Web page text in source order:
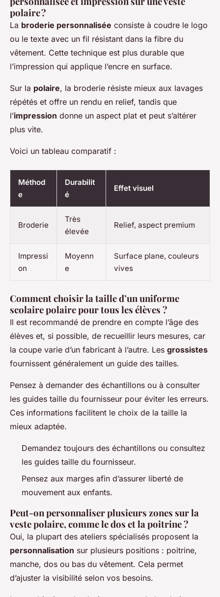
polaire ?
La broderie personnalisée consiste à coudre le logo
ou le texte avec un fil résistant dans la fibre du
vêtement. Cette technique est plus durable que
l’impression qui applique l’encre en surface.
Sur la polaire, la broderie résiste mieux aux lavages
répétés et offre un rendu en relief, tandis que
l’impression donne un aspect plat et peut s’altérer
plus vite.
Voici un tableau comparatif :
Méthod
e
Durabilit
é
Effet visuel
Broderie
Très
élevée
Relief, aspect premium
Impressi
on
Moyenn
e
Surface plane, couleurs
vives
Comment choisir la taille d’un uniforme
scolaire polaire pour tous les élèves ?
Il est recommandé de prendre en compte l’âge des
élèves et, si possible, de recueillir leurs mesures, car
la coupe varie d’un fabricant à l’autre. Les grossistes
fournissent généralement un guide des tailles.
Pensez à demander des échantillons ou à consulter
les guides taille du fournisseur pour éviter les erreurs.
Ces informations facilitent le choix de la taille la
mieux adaptée.
Demandez toujours des échantillons ou consultez
les guides taille du fournisseur.
Pensez aux marges afin d’assurer liberté de
mouvement aux enfants.
Peut-on personnaliser plusieurs zones sur la
veste polaire, comme le dos et la poitrine ?
Oui, la plupart des ateliers spécialisés proposent la
personnalisation sur plusieurs positions : poitrine,
manche, dos ou bas du vêtement. Cela permet
d’ajuster la visibilité selon vos besoins.